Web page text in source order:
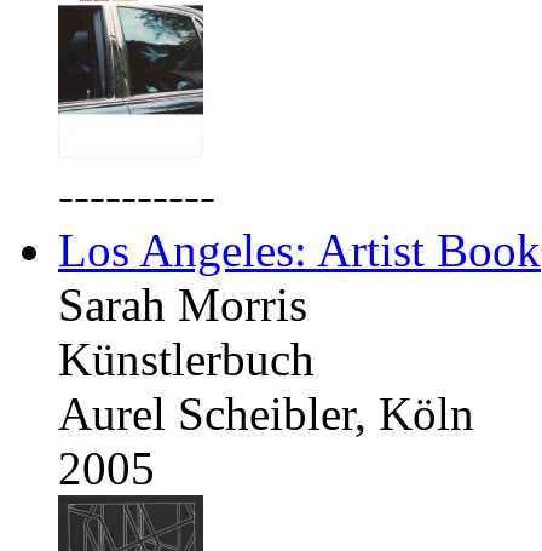
----------
Los Angeles: Artist Book
Sarah Morris
Künstlerbuch
Aurel Scheibler, Köln
2005